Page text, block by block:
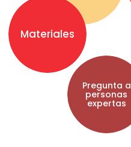
Materiales
Pregunta a
personas
expertas